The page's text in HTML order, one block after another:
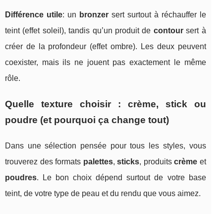
Différence utile: un bronzersert surtout à réchauffer le
teint (effet soleil), tandis qu’un produit de contoursert à
créer de la profondeur (effet ombre). Les deux peuvent
coexister, mais ils ne jouent pas exactement le même
rôle.
Quelle texture choisir : crème, stick ou
poudre (et pourquoi ça change tout)
Dans une sélection pensée pour tous les styles, vous
trouverez des formats palettes,sticks, produitscrème et
poudres. Le bon choix dépend surtout de votre base
teint, de votre type de peau et du rendu que vous aimez.